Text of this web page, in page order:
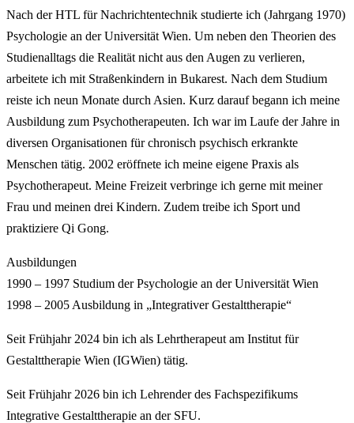
Nach der HTL für Nachrichtentechnik studierte ich (Jahrgang 1970)
Psychologie an der Universität Wien. Um neben den Theorien des
Studienalltags die Realität nicht aus den Augen zu verlieren,
arbeitete ich mit Straßenkindern in Bukarest. Nach dem Studium
reiste ich neun Monate durch Asien. Kurz darauf begann ich meine
Ausbildung zum Psychotherapeuten. Ich war im Laufe der Jahre in
diversen Organisationen für chronisch psychisch erkrankte
Menschen tätig. 2002 eröffnete ich meine eigene Praxis als
Psychotherapeut. Meine Freizeit verbringe ich gerne mit meiner
Frau und meinen drei Kindern. Zudem treibe ich Sport und
praktiziere Qi Gong.
Ausbildungen
1990 – 1997 Studium der Psychologie an der Universität Wien
1998 – 2005 Ausbildung in „Integrativer Gestalttherapie“
Seit Frühjahr 2024 bin ich als Lehrtherapeut am Institut für
Gestalttherapie Wien (IGWien) tätig.
Seit Frühjahr 2026 bin ich Lehrender des Fachspezifikums
Integrative Gestalttherapie an der SFU.